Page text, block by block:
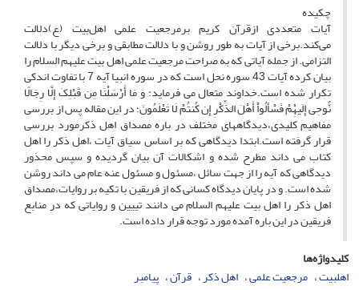
چکیده
آیات متعددی ازقرآن کریم برمرجعیت علمی اهل‌بیت (ع)دلالت
می‌کند.برخی از آیات به طور روشن و با دلالت مطابقی و برخی دیگر با دلالت
التزامی. از جمله آیاتی که به صراحت مرجعیت علمی اهل بیت علیهم السلام را
بیان کرده آیات 43 سوره نحل است که در سوره انبیا آیه 7 با تفاوت اندکی
تکرار شده است.خداوند متعال می فرماید: وَ مَا أَرْسَلْنَا مِن قَبْلِکَ إِلَّا رِجَالًا
نُّوحِى إِلَیهِْمْ فَسَْألُواْ أَهْلَ الذِّکْرِ إِن کُنتُمْ لَا تَعْلَمُونَ؛ در این مقاله پس از بررسی
مفاهیم کلیدی،دیدگاههای مختلف در باره مصداق اهل ذکرمورد بررسی
قرار گرفته است.ابتدا دیدگاهی که بر اساس سیاق آیات ،اهل ذکر را اهل
کتاب می داند مطرح شده و اشکالات آن بیان گردیده و سپس محذور
دیدگاهی که آیه را از جهت سائل ،مسئول و مسئول عنه عام می داند روشن
شده است. و در پایان دیدگاه کسانی که از فریقین با تکیه بر روایات،مصداق
اهل ذکر را اهل بیت علیهم السلام می دانند تییین و روایاتی که در منابع
فریقین در این باره آمده مورد توجه قرار داده است.
کلیدواژه‌ها
اهلبیت مرجعیت علمی اهل ذکر قرآن پیامبر